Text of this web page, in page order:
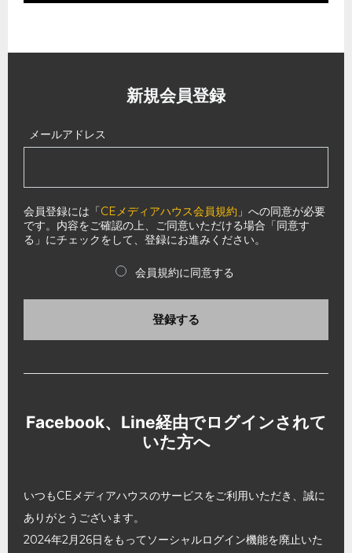
新規会員登録
メールアドレス
会員登録には「CEメディアハウス会員規約 」への同意が必要
です。内容をご確認の上、ご同意いただける場合「同意す
る」にチェックをして、登録にお進みください。
会員規約に同意する
登録する
Facebook、Line経由でログインされて
いた方へ
いつもCEメディアハウスのサービスをご利用いただき、誠に
ありがとうございます。
2024年2月26日をもってソーシャルログイン機能を廃止いた